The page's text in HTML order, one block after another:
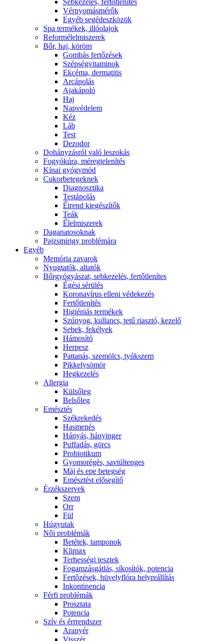
Sebkezelés, fertőtlenítés
Vérnyomásmérők
Egyéb segédeszközök
Spa termékek, illóolajok
Reformélelmiszerek
Bőr, haj, köröm
Gombás fertőzések
Szépségvitaminok
Ekcéma, dermatitis
Arcápolás
Ajakápoló
Haj
Napvédelem
Kéz
Láb
Test
Dezodor
Dohányzásról való leszokás
Fogyókúra, méregtelenítés
Kínai gyógymód
Cukorbetegeknek
Diagnosztika
Testápolás
É́trend kiegészítők
Teák
É́lelmiszerek
Daganatosoknak
Pajzsmirigy problémára
Egyéb
Memória zavarok
Nyugtatók, altatók
Bőrgyógyászat, sebkezelés, fertőtlenítes
É́gési sérülés
Koronavírus elleni védekezés
Fertőtlenítés
Higiéniás termékek
Szúnyog, kullancs, tetű riasztó, kezelő
Sebek, fekélyek
Hámosító
Herpesz
Pattanás, szemölcs, tyúkszem
Pikkelysömör
Hegkezelés
Allergia
Külsőleg
Belsőleg
Emésztés
Székrekedés
Hasmenés
Hányás, hányinger
Puffadás, görcs
Probiotikum
Gyomorégés, savtúltenges
Máj és epe betegség
Emésztést elősegítő
Érzékszervek
Szem
Orr
Fül
Húgyutak
Női problémák
Betétek, tamponok
Klimax
Terhességi tesztek
Fogamzásgátlás, síkosítók, potencia
Fertőzések, hüvelyflóra helyreállítás
Inkontinencia
Férfi problémák
Prosztata
Potencia
Szív és érrrendszer
Aranyér
Visszér